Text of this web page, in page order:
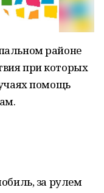
районе
при которых
помощь
за рулем